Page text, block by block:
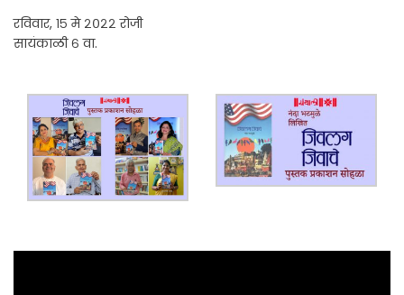
रविवार, १५ मे २०२२ रोजी
सायंकाळी ६ वा.